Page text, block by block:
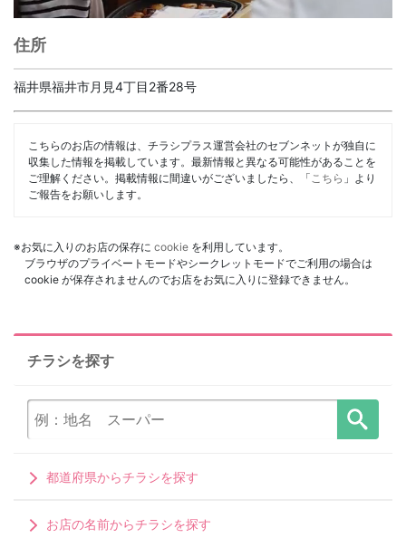
住所
福井県福井市月見4丁目2番28号
こちらのお店の情報は、チラシプラス運営会社のセブンネットが独自に
収集した情報を掲載しています。最新情報と異なる可能性があることを
ご理解ください。掲載情報に間違いがございましたら、「 こちら 」より
ご報告をお願いします。
※お気に入りのお店の保存に cookie を利用しています。
ブラウザのプライベートモードやシークレットモードでご利用の場合は
cookie が保存されませんのでお店をお気に入りに登録できません。
チラシを探す
都道府県からチラシを探す
お店の名前からチラシを探す